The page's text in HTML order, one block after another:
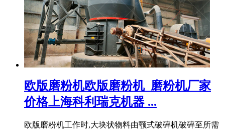
欧版磨粉机欧版磨粉机_磨粉机厂家
价格上海科利瑞克机器 ...
欧版磨粉机工作时,大块状物料由颚式破碎机破碎至所需